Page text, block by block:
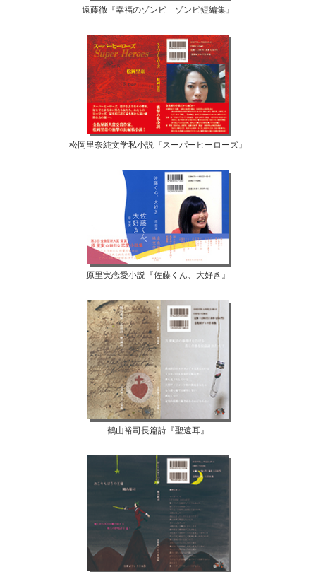
遠藤徹『幸福のゾンビ ゾンビ短編集』
松岡里奈純文学私小説『スーパーヒーローズ』
原里実恋愛小説『佐藤くん、大好き』
鶴山裕司長篇詩『聖遠耳』